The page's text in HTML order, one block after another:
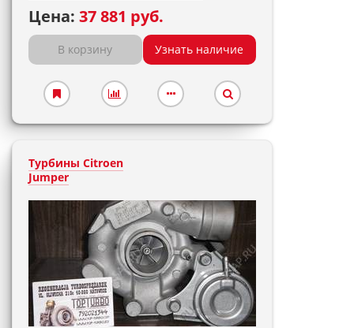
Цена: 37 881 руб.
В корзину Узнать наличие
Турбины Citroen
Jumper